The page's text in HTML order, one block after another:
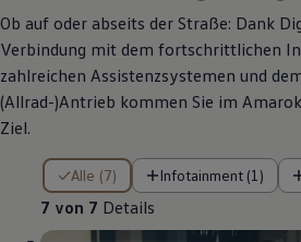
Ob auf oder abseits der Straße: Dank
Verbindung mit dem fortschrittlichen
zahlreichen Assistenzsystemen und
(Allrad-)Antrieb kommen Sie im Amarok
Ziel.
Alle (7) Infotainment (1)
7 von 7 Details
7 von 7 Details